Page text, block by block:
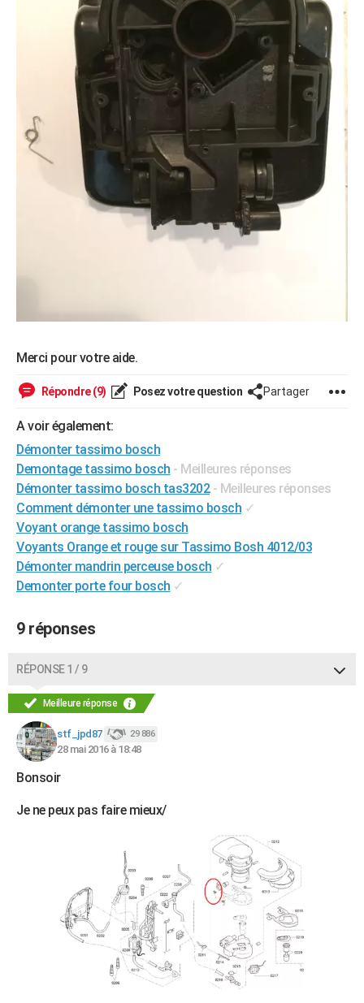
Merci pour votre aide.
Répondre (9) Posez votre question Partager
A voir également:
Démonter tassimo bosch
Demontage tassimo bosch - Meilleures réponses
Démonter tassimo bosch tas3202 - Meilleures réponses
Comment démonter une tassimo bosch ✓
Voyant orange tassimo bosch
Voyants Orange et rouge sur Tassimo Bosh 4012/03
Démonter mandrin perceuse bosch ✓
Demonter porte four bosch ✓
9 réponses
RÉPONSE 1 / 9
Meilleure réponse
stf_jpd87 29 886
28 mai 2016 à 18:48
Bonsoir
Je ne peux pas faire mieux/